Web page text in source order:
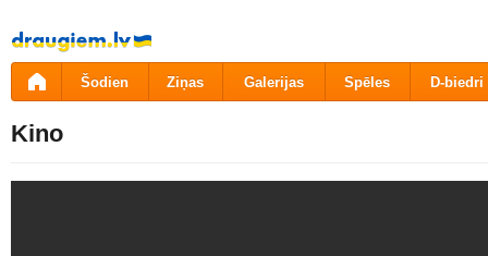
Pāriet
uz
saturu
Šodien Ziņas Galerijas Spēles D-biedri
Kino